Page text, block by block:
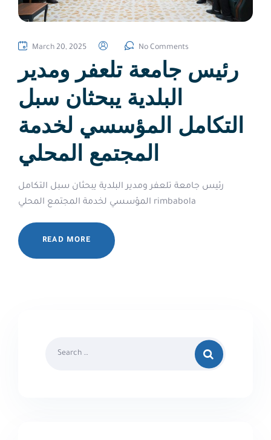
March 20, 2025 No Comments
رئيس جامعة تلعفر ومدير
البلدية يبحثان سبل
التكامل المؤسسي لخدمة
المجتمع المحلي
رئيس جامعة تلعفر ومدير البلدية يبحثان سبل التكامل
المؤسسي لخدمة المجتمع المحلي rimbabola
READ MORE